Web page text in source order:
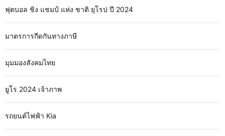
ฟุตบอล ชิง แชมป์ แห่ง ชาติ ยุโรป ปี 2024
มาตรการกีดกันทางภาษี
มุมมองสังคมไทย
ยูโร 2024 เจ้าภาพ
รถยนต์ไฟฟ้า Kia